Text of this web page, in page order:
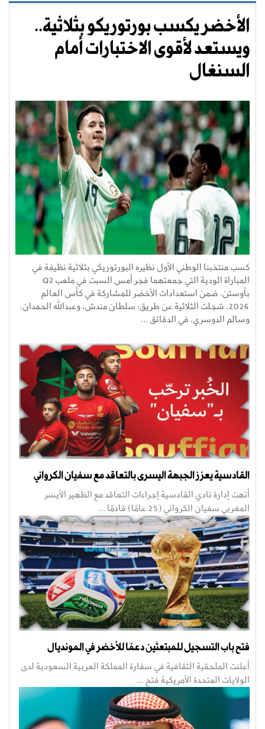
الأخضر يكسب بورتوريكو بثلاثية..
ويستعد لأقوى الاختبارات أمام
السنغال
كسب منتخبنا الوطني الأول نظيره البورتوريكي بثلاثية نظيفة في
المباراة الودية التي جمعتهما فجر أمس السبت في ملعب Q2
بأوستن، ضمن استعدادات الأخضر للمشاركة في كأس العالم
2026. سُجلت الثلاثية عن طريق: سلطان مندش، وعبدالله الحمدان،
وسالم الدوسري، في الدقائق ...
القادسية يعزز الجبهة اليسرى بالتعاقد مع سفيان الكرواني
أنهت إدارة نادي القادسية إجراءات التعاقد مع الظهير الأيسر
المغربي سفيان الكرواني (25 عامًا) قادمًا ...
فتح باب التسجيل للمبتعثين دعمًا للأخضر في المونديال
أعلنت الملحقية الثقافية في سفارة المملكة العربية السعودية لدى
الولايات المتحدة الأمريكية فتح ...